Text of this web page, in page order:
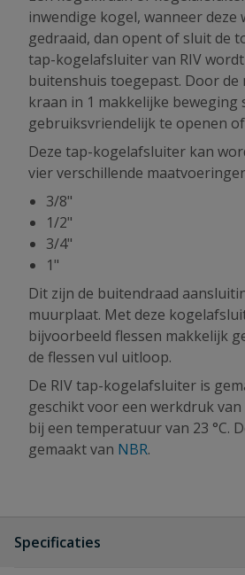
inwendige kogel, wanneer deze
gedraaid, dan opent of sluit de
tap-kogelafsluiter van RIV
buitenshuis toegepast. Door de
kraan in 1 makkelijke beweging
gebruiksvriendelijk te openen
Deze tap-kogelafsluiter kan
vier verschillende
3/8"
1/2"
3/4"
1"
Dit zijn de buitendraad
muurplaat. Met deze
bijvoorbeeld flessen makkelijk
de flessen vul uitloop.
De RIV tap-kogelafsluiter is
geschikt voor een werkdruk
bij een temperatuur van 23 °C.
gemaakt van NBR.
Specificaties